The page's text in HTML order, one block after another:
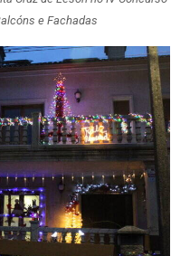
e Fachadas